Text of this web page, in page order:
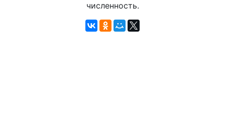
численность.